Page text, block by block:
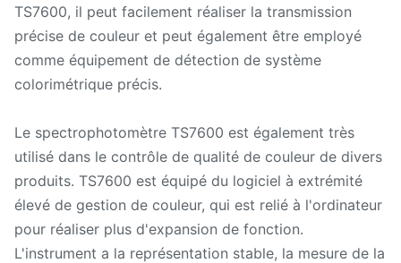
TS7600, il peut facilement réaliser la transmission
précise de couleur et peut également être employé
comme équipement de détection de système
colorimétrique précis.
Le spectrophotomètre TS7600 est également très
utilisé dans le contrôle de qualité de couleur de divers
produits. TS7600 est équipé du logiciel à extrémité
élevé de gestion de couleur, qui est relié à l'ordinateur
pour réaliser plus d'expansion de fonction.
L'instrument a la représentation stable, la mesure de la